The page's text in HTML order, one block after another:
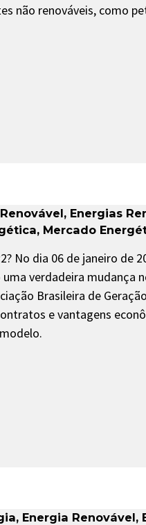
não renováveis, como
, Energias
, Mercado
No dia 06 de janeiro de
verdadeira mudança
Brasileira de
e vantagens
, Energia Renovável,